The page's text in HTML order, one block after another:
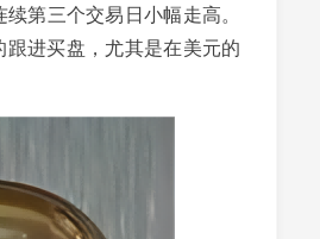
三个交易日小幅走高。
进买盘，尤其是在美元的